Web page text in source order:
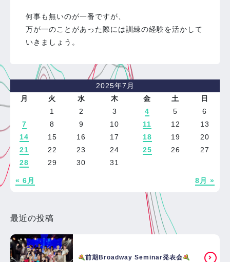
何事も無いのが一番ですが、
万が一のことがあった際には訓練の経験を活かして
いきましょう。
2025年7月
月
火 水 木 金 土 日
« 6月 8月 »
1 2 3 4 5
6
7
8 9 10 11 12
13
14
15 16 17 18 19
20
21
22 23 24 25 26
27
28
29 30 31
最近の投稿
前期Broadway Seminar発表会